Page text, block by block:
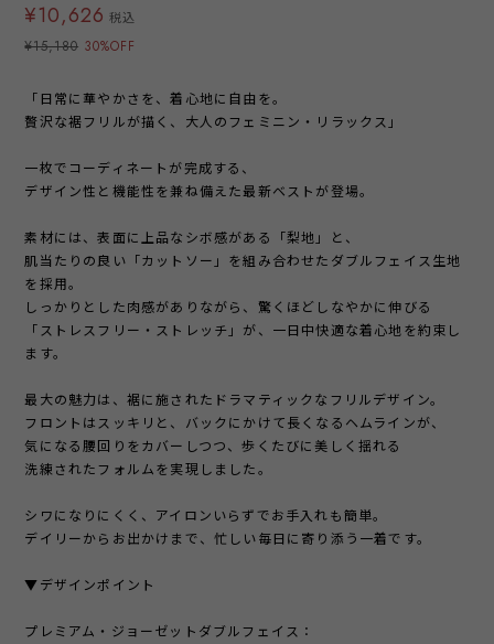
¥10,626 税込
¥15,180 30%OFF
「日常に華やかさを、着心地に自由を。
贅沢な裾フリルが描く、大人のフェミニン・リラックス」
一枚でコーディネートが完成する、
デザイン性と機能性を兼ね備えた最新ベストが登場。
素材には、表面に上品なシボ感がある「梨地」と、
肌当たりの良い「カットソー」を組み合わせたダブルフェイス生地
を採用。
しっかりとした肉感がありながら、驚くほどしなやかに伸びる
「ストレスフリー・ストレッチ」が、一日中快適な着心地を約束し
ます。
最大の魅力は、裾に施されたドラマティックなフリルデザイン。
フロントはスッキリと、バックにかけて長くなるヘムラインが、
気になる腰回りをカバーしつつ、歩くたびに美しく揺れる
洗練されたフォルムを実現しました。
シワになりにくく、アイロンいらずでお手入れも簡単。
デイリーからお出かけまで、忙しい毎日に寄り添う一着です。
▼デザインポイント
プレミアム・ジョーゼットダブルフェイス：